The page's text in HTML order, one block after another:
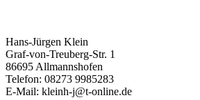
Hans-Jürgen Klein
Graf-von-Treuberg-Str. 1
86695 Allmannshofen
Telefon: 08273 9985283
E-Mail: kleinh-j@t-online.de